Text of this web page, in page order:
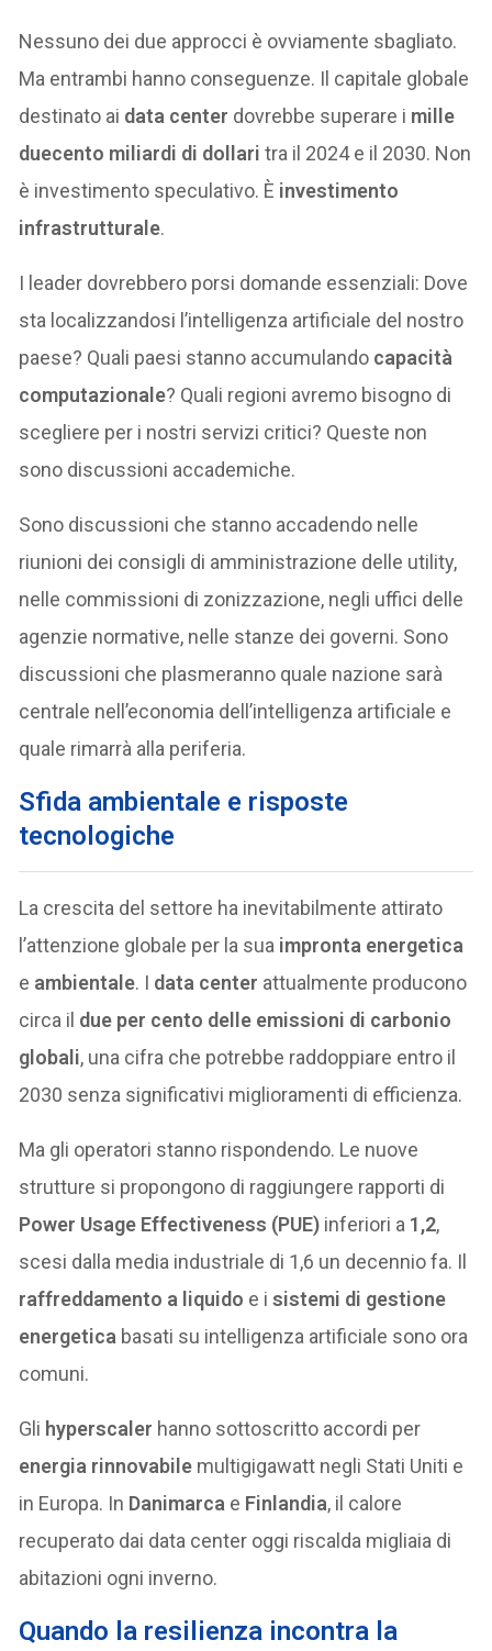
Nessuno dei due approcci è ovviamente sbagliato.
Ma entrambi hanno conseguenze. Il capitale globale
destinato ai data center dovrebbe superare i mille
duecento miliardi di dollari tra il 2024 e il 2030. Non
è investimento speculativo. È investimento
infrastrutturale.
I leader dovrebbero porsi domande essenziali: Dove
sta localizzandosi l’intelligenza artificiale del nostro
paese? Quali paesi stanno accumulando capacità
computazionale? Quali regioni avremo bisogno di
scegliere per i nostri servizi critici? Queste non
sono discussioni accademiche.
Sono discussioni che stanno accadendo nelle
riunioni dei consigli di amministrazione delle utility,
nelle commissioni di zonizzazione, negli uffici delle
agenzie normative, nelle stanze dei governi. Sono
discussioni che plasmeranno quale nazione sarà
centrale nell’economia dell’intelligenza artificiale e
quale rimarrà alla periferia.
Sfida ambientale e risposte
tecnologiche
La crescita del settore ha inevitabilmente attirato
l’attenzione globale per la sua impronta energetica
e ambientale. I data center attualmente producono
circa il due per cento delle emissioni di carbonio
globali, una cifra che potrebbe raddoppiare entro il
2030 senza significativi miglioramenti di efficienza.
Ma gli operatori stanno rispondendo. Le nuove
strutture si propongono di raggiungere rapporti di
Power Usage Effectiveness (PUE) inferiori a 1,2,
scesi dalla media industriale di 1,6 un decennio fa. Il
raffreddamento a liquido e isistemi di gestione
energetica basati su intelligenza artificiale sono ora
comuni.
Gli hyperscaler hanno sottoscritto accordi per
energia rinnovabile multigigawatt negli Stati Uniti e
in Europa. In Danimarca e Finlandia, il calore
recuperato dai data center oggi riscalda migliaia di
abitazioni ogni inverno.
Quando la resilienza incontra la